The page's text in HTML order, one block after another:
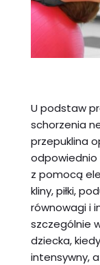
U podstaw
schorzenia
przepuklina
z pomocą
kliny, piłki,
równowagi i
szczególnie
dziecka,
intensywny,